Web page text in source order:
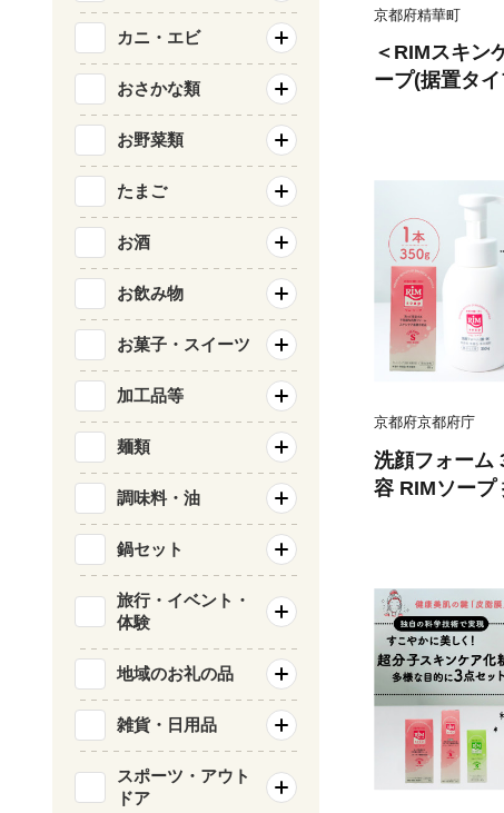
京都府精華町
＜RIMスキン
ープ(据置タ
京都府京都府庁
洗顔フォーム
容 RIMソープ
ん 子供 子ど
ビー用品 子
化粧品 京都
カニ・エビ
おさかな類
お野菜類
たまご
お酒
お飲み物
お菓子・スイーツ
加工品等
麺類
調味料・油
鍋セット
旅行・イベント・
体験
地域のお礼の品
雑貨・日用品
スポーツ・アウト
ドア